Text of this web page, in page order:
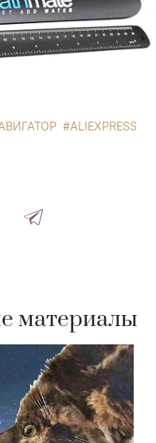
ALIEXPRESS
материалы